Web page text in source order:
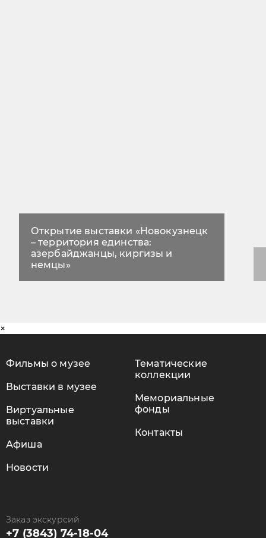
Открытие выставки «Новокузнецк
– территория единства:
азербайджанцы, киргизы и
немцы»
×
Фильмы о музее
Выставки в музее
Виртуальные
выставки
Афиша
Новости
Тематические
коллекции
Мемориальные
фонды
Контакты
Заказ экскурсий
+7 (3843) 74-18-04